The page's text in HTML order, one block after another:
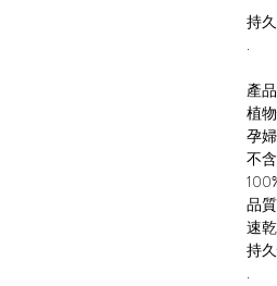
持
.
產
植
孕
不
品
速
持
.